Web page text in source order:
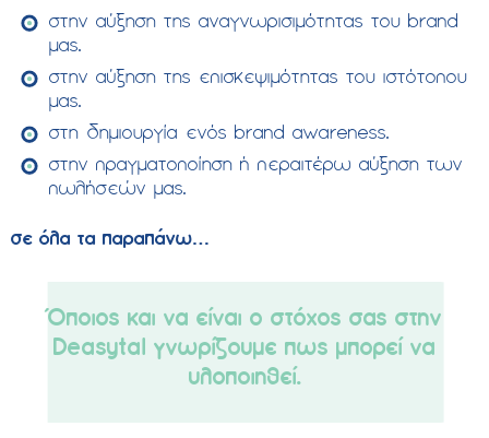
στην αύξηση της αναγνωρισιμότητας του brand
μας.
στην αύξηση της επισκεψιμότητας του ιστότοπου
μας.
στη δημιουργία ενός brand awareness.
στην πραγματοποίηση ή περαιτέρω αύξηση των
πωλήσεών μας.
σε όλα τα παραπάνω…
Όποιος και να είναι ο στόχος σας στην
Deasytal γνωρίζουμε πως μπορεί να
υλοποιηθεί.